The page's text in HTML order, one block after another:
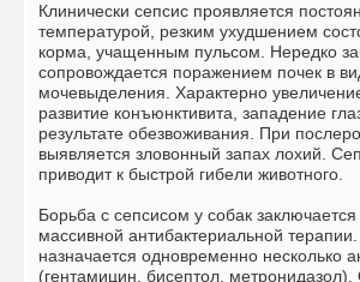
Клинически сепсис проявляется
температурой, резким ухудшением
корма, учащенным пульсом. Нередко
сопровождается поражением почек в
мочевыделения. Характерно
развитие конъюнктивита, западение
результате обезвоживания. При
выявляется зловонный запах лохий.
приводит к быстрой гибели животного.
Борьба с сепсисом у собак
массивной антибактериальной
назначается одновременно несколько
(гентамицин, бисептол, метронидазол).